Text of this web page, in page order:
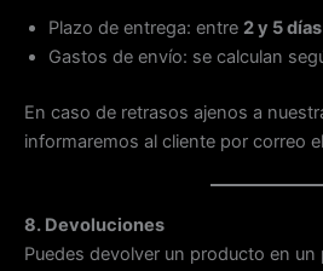
Plazo de entrega: entre 2 y 5
Gastos de envío: se calculan
En caso de retrasos ajenos a
informaremos al cliente por correo
8. Devoluciones
Puedes devolver un producto en un